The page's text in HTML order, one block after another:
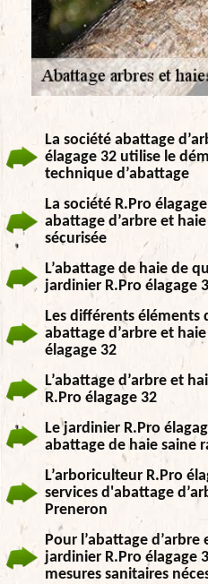
La société abattage
élagage 32 utilise le
technique d’abattage
La société R.Pro
abattage d’arbre et
sécurisée
L’abattage de haie de
jardinier R.Pro élagage
Les différents
abattage d’arbre et
élagage 32
L’abattage d’arbre et
R.Pro élagage 32
Le jardinier R.Pro
abattage de haie saine
L’arboriculteur R.Pro
services d'abattage
Preneron
Pour l’abattage
jardinier R.Pro élagage
mesures sanitaires